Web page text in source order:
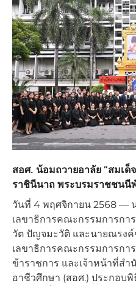
สอศ. น้อมถวายอาลัย “สมเด็
ราชินีนาถ พระบรมราชชนนี
วันที่ 4 พฤศจิกายน 2568 —
เลขาธิการคณะกรรมการกา
วัต ปัญจมะวัติ และนายณรงค์
เลขาธิการคณะกรรมการก
ข้าราชการ และเจ้าหน้าที่ส
อาชีวศึกษา (สอศ.) ประกอบ